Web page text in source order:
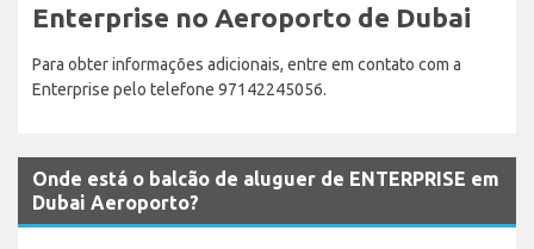
Enterprise no Aeroporto de Dubai
Para obter informações adicionais, entre em contato com a
Enterprise pelo telefone 97142245056.
Onde está o balcão de aluguer de ENTERPRISE em
Dubai Aeroporto?